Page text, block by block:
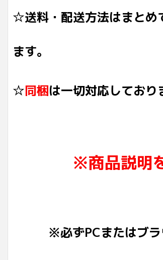
☆送料・配送方法はまとめ
ます。
☆同梱は一切対応しており
※商品説明
※必ずPCまたはブ